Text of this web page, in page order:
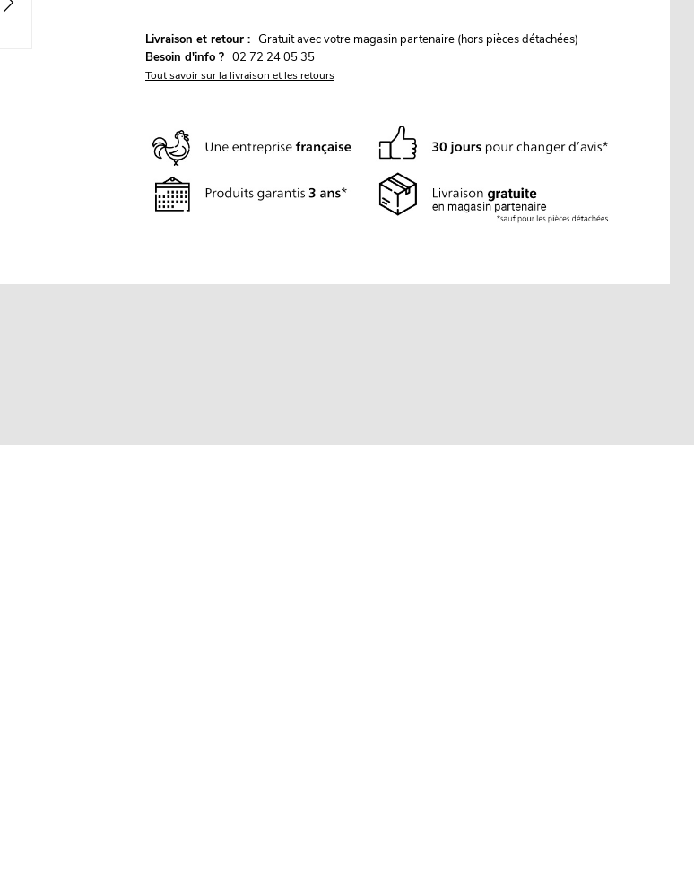
Livraison et retour : Gratuit avec votre magasin partenaire (hors pièces détachées)
Besoin d'info ? 02 72 24 05 35
Tout savoir sur la livraison et les retours